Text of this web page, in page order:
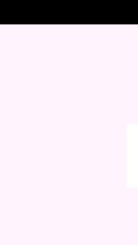
Hauptinhalt